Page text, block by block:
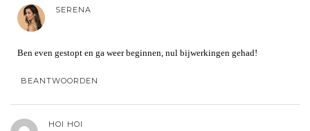
SERENA
Ben even gestopt en ga weer beginnen, nul bijwerkingen gehad!
BEANTWOORDEN
HOI HOI